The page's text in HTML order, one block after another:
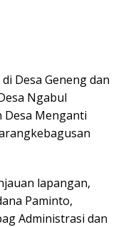
Desa Geneng dan
Ngabul
Desa Menganti
lapangan,
Paminto,
Administrasi dan